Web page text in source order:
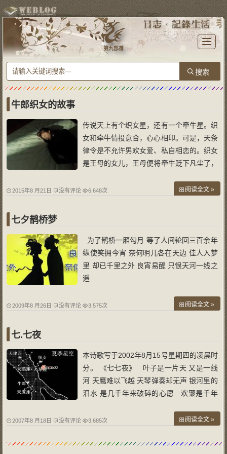
T
o
l
e
n
i
n
第九部落
牛郎织女的故事
传说天上有个织女星，还有一个牵牛星。织
女和牵牛情投意合，心心相印。可是，天条
律令是不允许男欢女爱、私自相恋的。织女
是王母的女儿，王母便将牵牛贬下凡尘了，
作，便是用了一种神奇的丝在织布机上织出
2015年8 月21日 没有评论 6,648次 阅读全文 »
七夕鹊桥梦
为了鹊桥一厢勾月 等了人间轮回三百余年
纵使笑拥今宵 奈何明儿各在天边 佳人入梦
里 却已千里之外 良宵易醒 只恨天河一线之
遥
2009年8 月26日 没有评论 3,575次 阅读全文 »
七.七夜
本诗歌写于2002年8月15号星期四的凌晨时
分。 《七七夜》 叶子是一片天 又是一线
河 天鹰难以飞越 天琴弹奏却无声 银河里的
泪水 是几千年来破碎的心愿 欢聚是千年
问候 只有西边如刀的月牙 葡萄叶下无奈的
2007年8 月18日 没有评论 3,685次 阅读全文 »